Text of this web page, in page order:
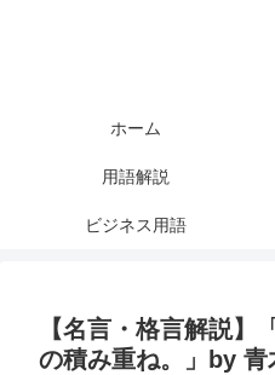
ホーム
用語解説
ビジネス用語
【名言・格言解説】
の積み重ね。」by 青